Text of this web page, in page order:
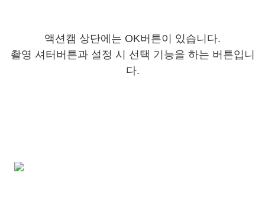
액션캠 상단에는 OK버튼이 있습니다.
촬영 셔터버튼과 설정 시 선택 기능을 하는 버튼입니
다.